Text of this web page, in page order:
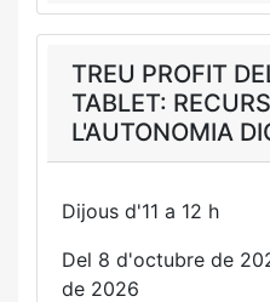
TREU PROFIT
TABLET:
L'AUTONOMIA
Dijous d'11 a 12 h
Del 8 d'octubre de
de 2026